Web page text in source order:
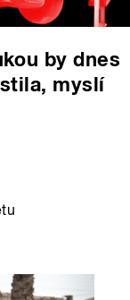
by dnes
myslí